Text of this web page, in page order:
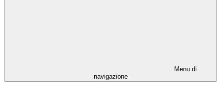
Menu di
navigazione